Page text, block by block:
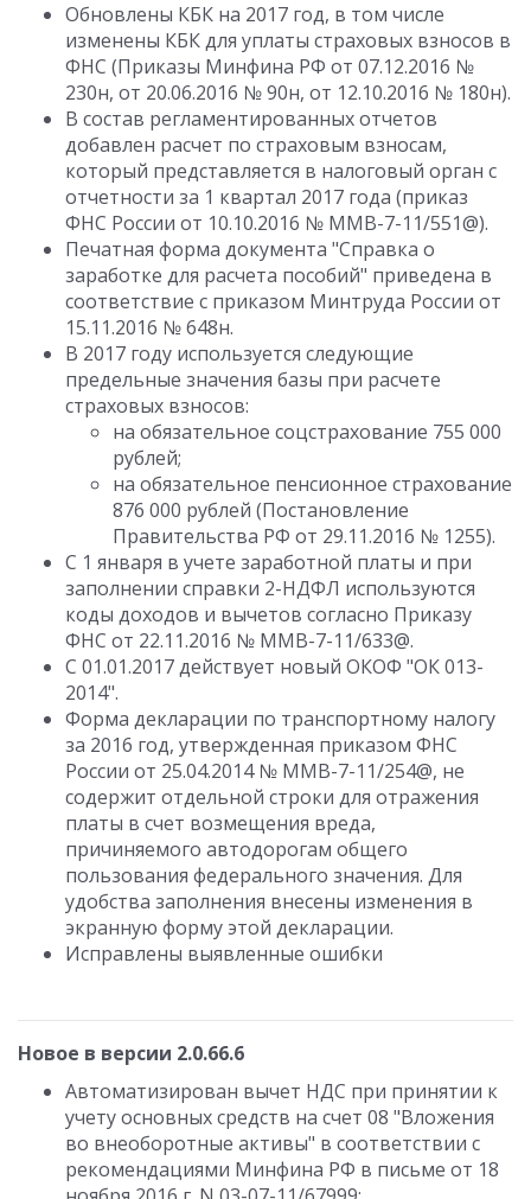
Обновлены КБК на 2017 год, в том числе
изменены КБК для уплаты страховых взносов в
ФНС (Приказы Минфина РФ от 07.12.2016 №
230н, от 20.06.2016 № 90н, от 12.10.2016 № 180н).
В состав регламентированных отчетов
добавлен расчет по страховым взносам,
который представляется в налоговый орган с
отчетности за 1 квартал 2017 года (приказ
ФНС России от 10.10.2016 № ММВ-7-11/551@).
Печатная форма документа "Справка о
заработке для расчета пособий" приведена в
соответствие с приказом Минтруда России от
15.11.2016 № 648н.
В 2017 году используется следующие
предельные значения базы при расчете
страховых взносов:
на обязательное соцстрахование 755 000
рублей;
на обязательное пенсионное страхование
876 000 рублей (Постановление
Правительства РФ от 29.11.2016 № 1255).
С 1 января в учете заработной платы и при
заполнении справки 2-НДФЛ используются
коды доходов и вычетов согласно Приказу
ФНС от 22.11.2016 № ММВ-7-11/633@.
С 01.01.2017 действует новый ОКОФ "ОК 013-
2014".
Форма декларации по транспортному налогу
за 2016 год, утвержденная приказом ФНС
России от 25.04.2014 № ММВ-7-11/254@, не
содержит отдельной строки для отражения
платы в счет возмещения вреда,
причиняемого автодорогам общего
пользования федерального значения. Для
удобства заполнения внесены изменения в
экранную форму этой декларации.
Исправлены выявленные ошибки
Новое в версии 2.0.66.6
Автоматизирован вычет НДС при принятии к
учету основных средств на счет 08 "Вложения
во внеоборотные активы" в соответствии с
рекомендациями Минфина РФ в письме от 18